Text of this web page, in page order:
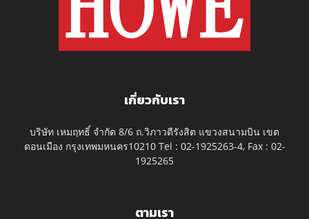
เกี่ยวกับเรา
บริษัท เหมฤทธิ์ จำกัด 8/6 ถ.วิภาวดีรังสิต แขวงสนามบิน เขต
ดอนเมือง กรุงเทพมหนคร10210 Tel : 02-1925263-4, Fax : 02-
1925265
ตามเรา